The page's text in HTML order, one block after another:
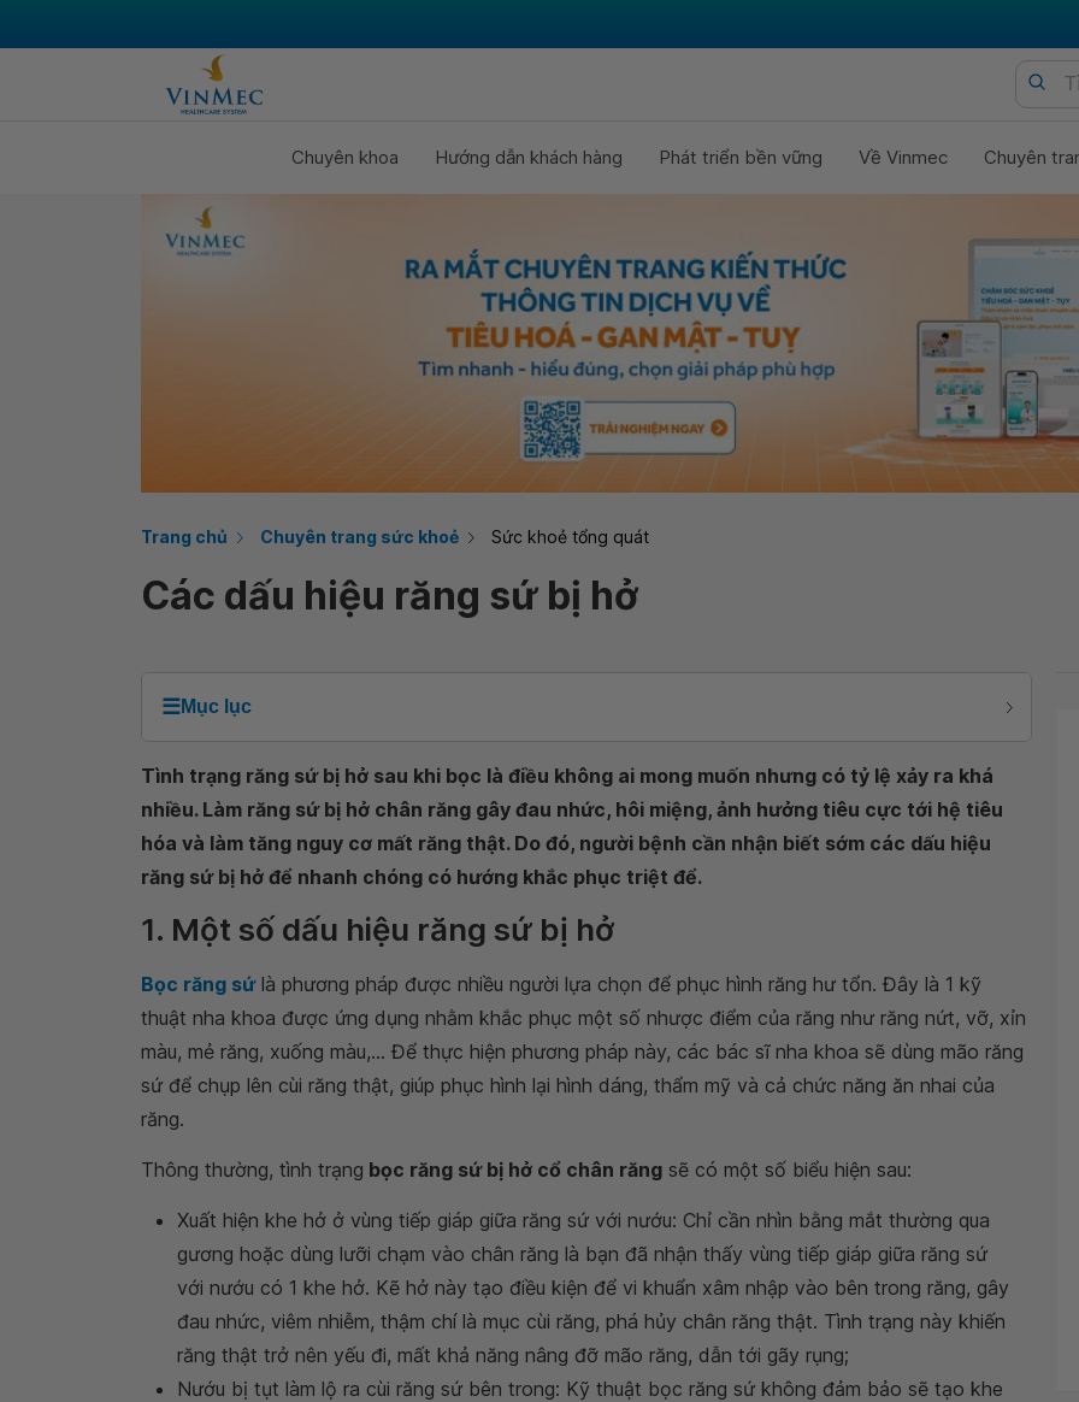
Chuyên khoa Hướng dẫn khách hàng Phát triển bền vững Về Vinmec Chuyên
Trang chủ Chuyên trang sức khoẻ Sức khoẻ tổng quát
Các dấu hiệu răng sứ bị hở
☰Mục lục
Tình trạng răng sứ bị hở sau khi bọc là điều không ai mong muốn nhưng có tỷ lệ xảy ra khá
nhiều. Làm răng sứ bị hở chân răng gây đau nhức, hôi miệng, ảnh hưởng tiêu cực tới hệ tiêu
hóa và làm tăng nguy cơ mất răng thật. Do đó, người bệnh cần nhận biết sớm các dấu hiệu
răng sứ bị hở để nhanh chóng có hướng khắc phục triệt để.
1. Một số dấu hiệu răng sứ bị hở
Bọc răng sứlà phương pháp được nhiều người lựa chọn để phục hình răng hư tổn. Đây là 1 kỹ
thuật nha khoa được ứng dụng nhằm khắc phục một số nhược điểm của răng như răng nứt, vỡ, xỉn
màu, mẻ răng, xuống màu,... Để thực hiện phương pháp này, các bác sĩ nha khoa sẽ dùng mão răng
sứ để chụp lên cùi răng thật, giúp phục hình lại hình dáng, thẩm mỹ và cả chức năng ăn nhai của
răng.
Thông thường, tình trạng bọc răng sứ bị hở cổ chân răng sẽ có một số biểu hiện sau:
Xuất hiện khe hở ở vùng tiếp giáp giữa răng sứ với nướu: Chỉ cần nhìn bằng mắt thường qua
gương hoặc dùng lưỡi chạm vào chân răng là bạn đã nhận thấy vùng tiếp giáp giữa răng sứ
với nướu có 1 khe hở. Kẽ hở này tạo điều kiện để vi khuẩn xâm nhập vào bên trong răng, gây
đau nhức, viêm nhiễm, thậm chí là mục cùi răng, phá hủy chân răng thật. Tình trạng này khiến
răng thật trở nên yếu đi, mất khả năng nâng đỡ mão răng, dẫn tới gãy rụng;
Nướu bị tụt làm lộ ra cùi răng sứ bên trong: Kỹ thuật bọc răng sứ không đảm bảo sẽ tạo khe